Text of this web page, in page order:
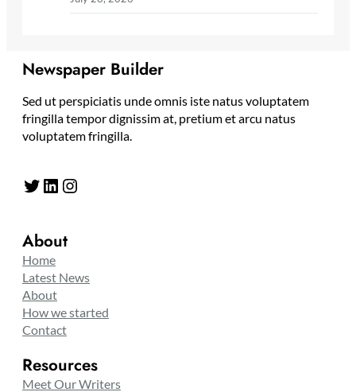
Newspaper Builder
Sed ut perspiciatis unde omnis iste natus voluptatem
fringilla tempor dignissim at, pretium et arcu natus
voluptatem fringilla.
Twitter LinkedIn Instagram
About
Home
Latest News
About
How we started
Contact
Resources
Meet Our Writers